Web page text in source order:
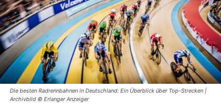
Die besten Radrennbahnen in Deutschland: Ein Überblick über Top-Strecken |
Archivbild © Erlanger Anzeiger